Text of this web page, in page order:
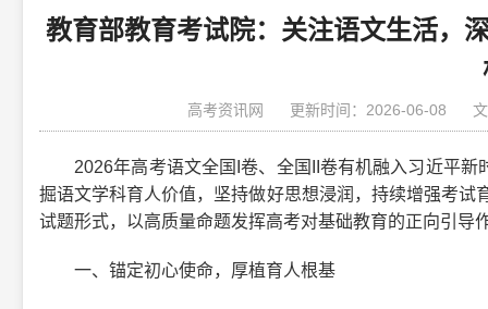
教育部教育考试院：关注语文生活
高考资讯网 更新时间：2026-06-08
2026年高考语文全国I卷、全国II卷有机融入习近平新
掘语文学科育人价值，坚持做好思想浸润，持续增强考
试题形式，以高质量命题发挥高考对基础教育的正向引导
一、锚定初心使命，厚植育人根基